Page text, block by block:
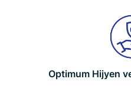
Optimum Hijyen